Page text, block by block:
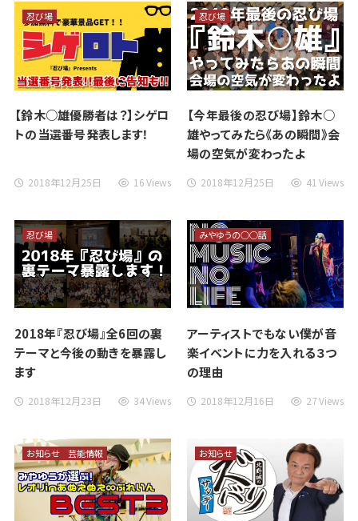
【鈴木○雄優勝者は？】シゲロ
トの当選番号発表します！
2018年12月25日
忍び場
16 Views
【今年最後の忍び場】鈴木○
雄やってみたら《あの瞬間》会
場の空気が変わったよ
2018年12月25日
忍び場
41 Views
2018年『忍び場』全6回の裏
テーマと今後の動きを暴露し
ます
2018年12月23日
忍び場
34 Views
アーティストでもない僕が音
楽イベントに力を入れる３つ
の理由
2018年12月16日
みやゆうの○○話
27 Views
お知らせ 芸能情報 お知らせ